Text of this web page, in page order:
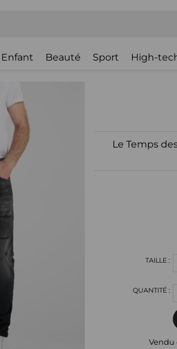
Enfant Beauté Sport High-
Le Temps
Vendu